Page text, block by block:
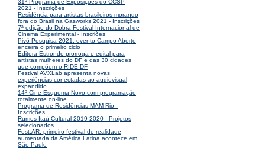
31º Programa de Exposições do CCSP
2021 - Inscrições
Residência para artistas brasileiros morando
fora do Brasil na Gasworks 2021 - Inscrições
7ª edição do Dobra Festival Internacional de
Cinema Experimental - Inscriões
Pivô Pesquisa 2021: evento Campo Aberto
encerra o primeiro ciclo
Editora Estrondo prorroga o edital para
artistas mulheres do DF e das 30 cidades
que compõem o RIDE-DF
Festival AVXLab apresenta novas
experiências conectadas ao audiovisual
expandido
14º Cine Esquema Novo com programação
totalmente on-line
Programa de Residências MAM Rio -
Inscrições
Rumos Itaú Cultural 2019-2020 - Projetos
selecionados
Fest.AR: primeiro festival de realidade
aumentada da América Latina acontece em
São Paulo